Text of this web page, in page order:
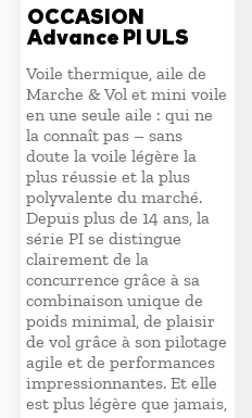
OCCASION
Advance PI ULS
Voile thermique, aile de
Marche & Vol et mini voile
en une seule aile : qui ne
la connaît pas – sans
doute la voile légère la
plus réussie et la plus
polyvalente du marché.
Depuis plus de 14 ans, la
série PI se distingue
clairement de la
concurrence grâce à sa
combinaison unique de
poids minimal, de plaisir
de vol grâce à son pilotage
agile et de performances
impressionnantes. Et elle
est plus légère que jamais,